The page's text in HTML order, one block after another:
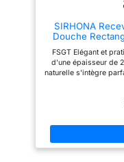
2003, pour rendre la salle
bains de vos rêves
Retrouvez plus
SIRHONA
Douche
FSGT Elégant et
d'une épaisseur de
naturelle s'intègre
étanche, facile à
permet à l'eau
provoquer
l'emballage. Le